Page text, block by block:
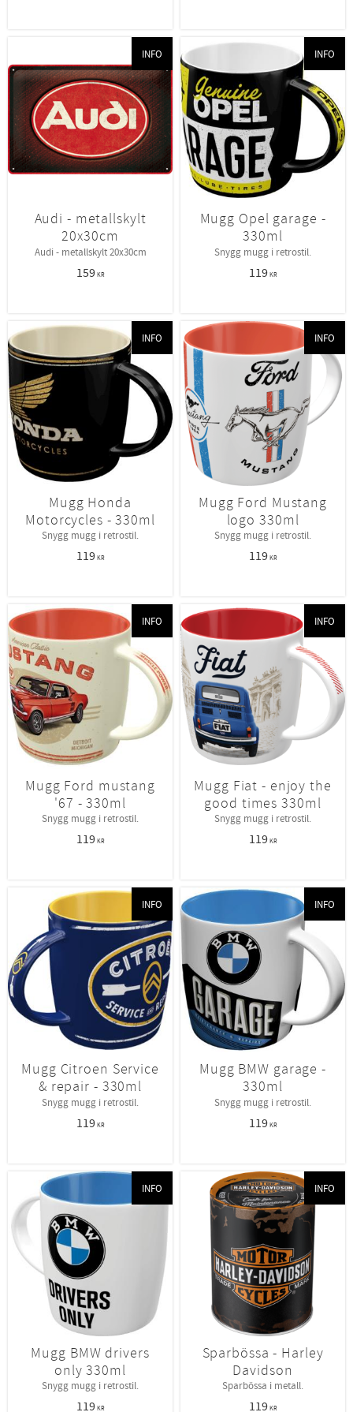
Audi - metallskylt
20x30cm
Audi - metallskylt 20x30cm
159KR
INFO
Mugg Opel garage -
330ml
Snygg mugg i retrostil.
119KR
INFO
Mugg Honda
Motorcycles - 330ml
Snygg mugg i retrostil.
119KR
INFO
Mugg Ford Mustang
logo 330ml
Snygg mugg i retrostil.
119KR
INFO
Mugg Ford mustang
'67 - 330ml
Snygg mugg i retrostil.
119KR
INFO
Mugg Fiat - enjoy the
good times 330ml
Snygg mugg i retrostil.
119KR
INFO
Mugg Citroen Service
& repair - 330ml
Snygg mugg i retrostil.
119KR
INFO
Mugg BMW garage -
330ml
Snygg mugg i retrostil.
119KR
INFO
Mugg BMW drivers
only 330ml
Snygg mugg i retrostil.
119KR
INFO
Sparbössa - Harley
Davidson
Sparbössa i metall.
119KR
INFO